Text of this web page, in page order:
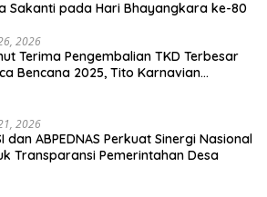
Sakanti pada Hari Bhayangkara ke-80
2026
Terima Pengembalian TKD Terbesar
Bencana 2025, Tito Karnavian
2026
dan ABPEDNAS Perkuat Sinergi Nasional
Transparansi Pemerintahan Desa